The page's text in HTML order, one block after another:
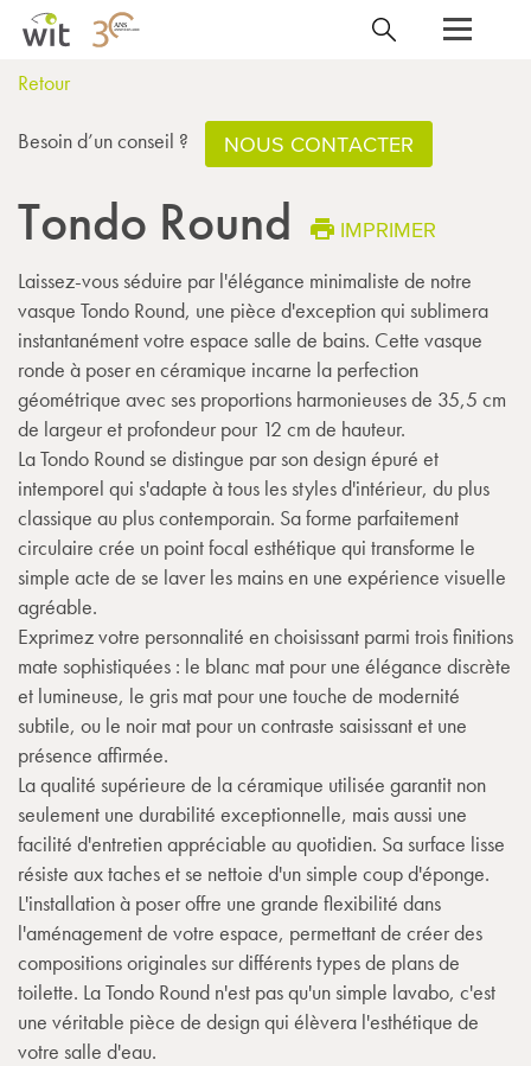
Retour
Besoin d’un conseil ? NOUS CONTACTER
Tondo Round IMPRIMER
Laissez-vous séduire par l'élégance minimaliste de notre
vasque Tondo Round, une pièce d'exception qui sublimera
instantanément votre espace salle de bains. Cette vasque
ronde à poser en céramique incarne la perfection
géométrique avec ses proportions harmonieuses de 35,5 cm
de largeur et profondeur pour 12 cm de hauteur.
La Tondo Round se distingue par son design épuré et
intemporel qui s'adapte à tous les styles d'intérieur, du plus
classique au plus contemporain. Sa forme parfaitement
circulaire crée un point focal esthétique qui transforme le
simple acte de se laver les mains en une expérience visuelle
agréable.
Exprimez votre personnalité en choisissant parmi trois finitions
mate sophistiquées : le blanc mat pour une élégance discrète
et lumineuse, le gris mat pour une touche de modernité
subtile, ou le noir mat pour un contraste saisissant et une
présence affirmée.
La qualité supérieure de la céramique utilisée garantit non
seulement une durabilité exceptionnelle, mais aussi une
facilité d'entretien appréciable au quotidien. Sa surface lisse
résiste aux taches et se nettoie d'un simple coup d'éponge.
L'installation à poser offre une grande flexibilité dans
l'aménagement de votre espace, permettant de créer des
compositions originales sur différents types de plans de
toilette. La Tondo Round n'est pas qu'un simple lavabo, c'est
une véritable pièce de design qui élèvera l'esthétique de
votre salle d'eau.